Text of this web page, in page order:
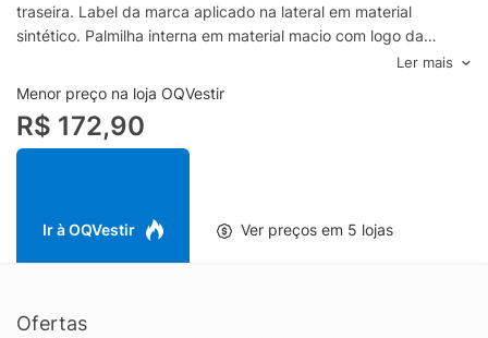
traseira. Label da marca aplicado na lateral em material
sintético. Palmilha interna em material macio com logo da
marca. Solado em borracha off white com perfil estruturado,
frisos laterais em marrom e acabamento serrilhado. Fechamento
por cadarço redondo na cor marrom.- Bico arredondado-
Cabedal em malha knit texturizada- Acabamento tipo meia no
cano com textura canelada- Puxador em fita na região traseira-
marromEspecificações & Cuidados:Limpar com pano úmido.
Ler mais
Menor preço na loja OQVestir
R$ 172,90
Ir à OQVestir Ver preços em 5 lojas
Ofertas